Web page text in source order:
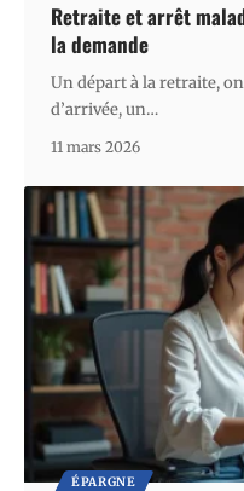
Retraite et arrêt
la demande
Un départ à la retraite,
d’arrivée, un…
11 mars 2026
ÉPARGNE